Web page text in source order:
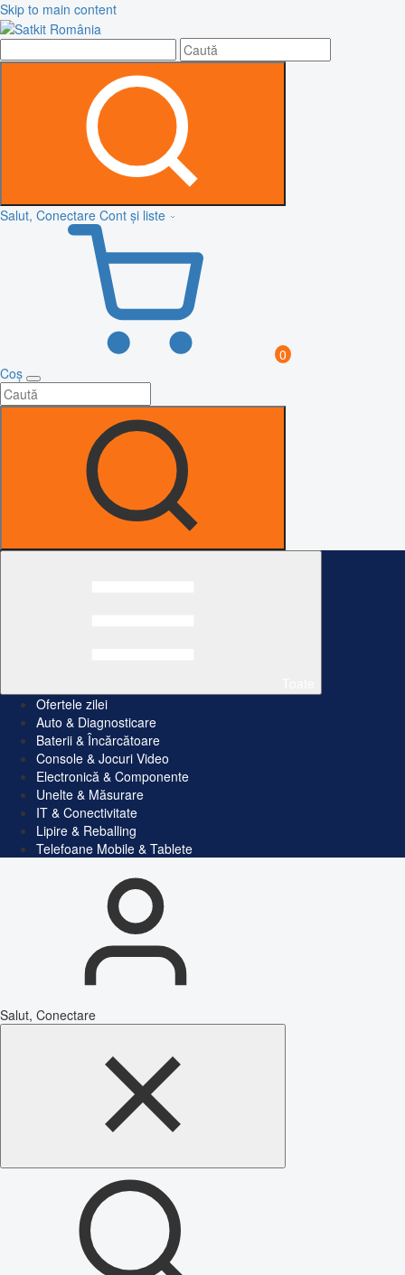
Skip to main content
Salut, Conectare Cont și liste
0
Coș
Ofertele zilei
Auto & Diagnosticare
Baterii & Încărcătoare
Console & Jocuri Video
Electronică & Componente
Unelte & Măsurare
IT & Conectivitate
Lipire & Reballing
Telefoane Mobile & Tablete
Salut, Conectare